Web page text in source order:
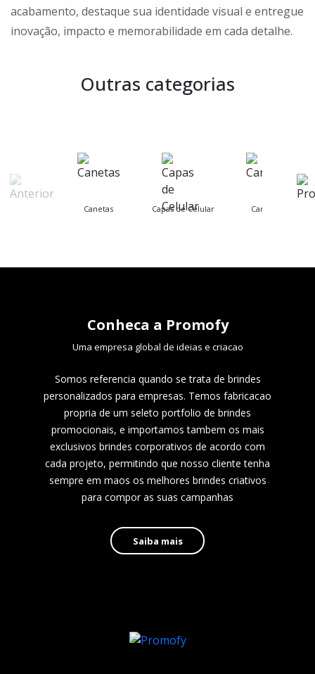
acabamento, destaque sua identidade visual e entregue
inovação, impacto e memorabilidade em cada detalhe.
Outras categorias
Canetas Capas de Celular Carnaval
Conheca a Promofy
Uma empresa global de ideias e criacao
Somos referencia quando se trata de brindes
personalizados para empresas. Temos fabricacao
propria de um seleto portfolio de brindes
promocionais, e importamos tambem os mais
exclusivos brindes corporativos de acordo com
cada projeto, permitindo que nosso cliente tenha
sempre em maos os melhores brindes criativos
para compor as suas campanhas
Saiba mais